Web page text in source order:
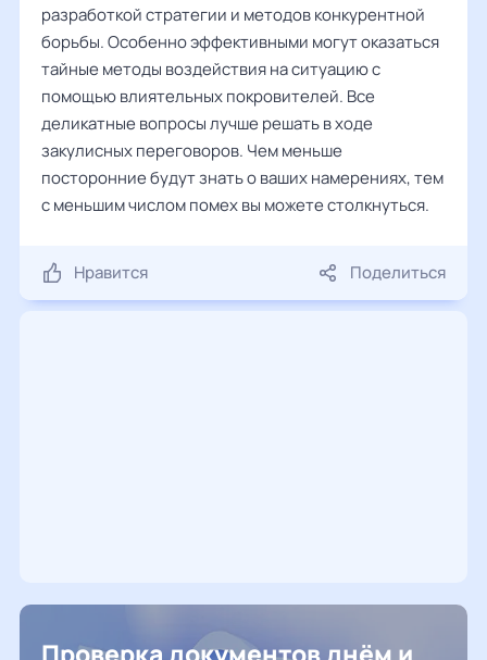
разработкой стратегии и методов конкурентной
борьбы. Особенно эффективными могут оказаться
тайные методы воздействия на ситуацию с
помощью влиятельных покровителей. Все
деликатные вопросы лучше решать в ходе
закулисных переговоров. Чем меньше
посторонние будут знать о ваших намерениях, тем
с меньшим числом помех вы можете столкнуться.
Нравится Поделиться